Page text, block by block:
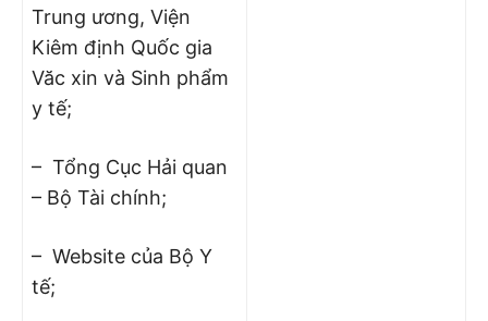
Trung ương, Viện
Kiêm định Quốc gia
Văc xin và Sinh phẩm
y tế;
– Tổng Cục Hải quan
– Bộ Tài chính;
– Website của Bộ Y
tế;